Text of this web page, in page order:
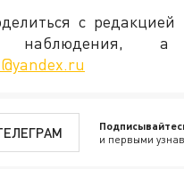
с
и первыми